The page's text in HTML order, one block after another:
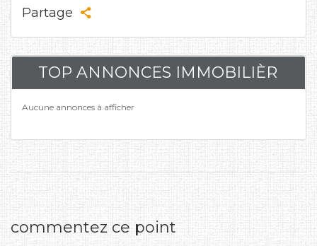
Partage
TOP ANNONCES IMMOBILIÈR
Aucune annonces à afficher
commentez ce point